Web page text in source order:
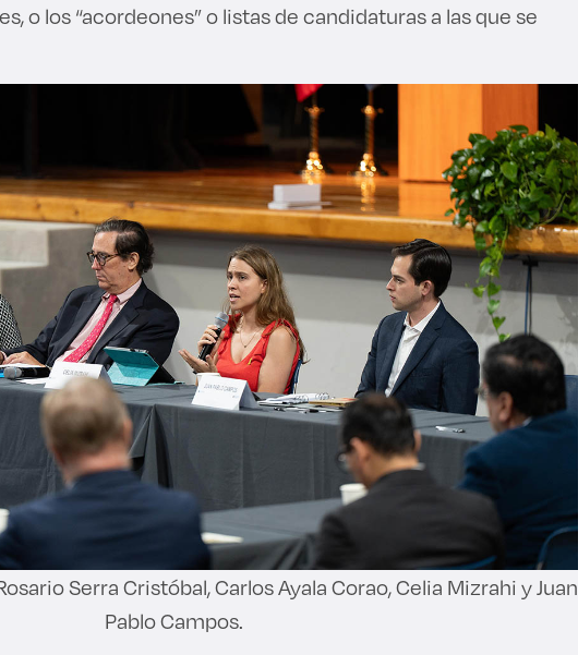
o los “acordeones” o listas de candidaturas a las que se
Serra Cristóbal, Carlos Ayala Corao, Celia Mizrahi y Juan
Pablo Campos.